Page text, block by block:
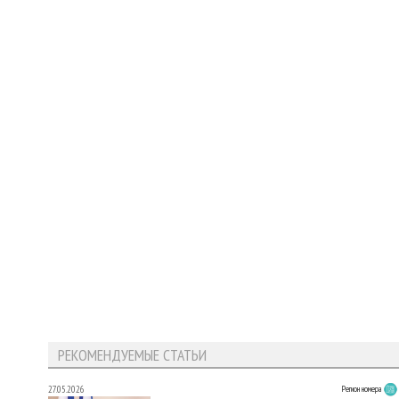
РЕКОМЕНДУЕМЫЕ СТАТЬИ
27.05.2026 Регион номера